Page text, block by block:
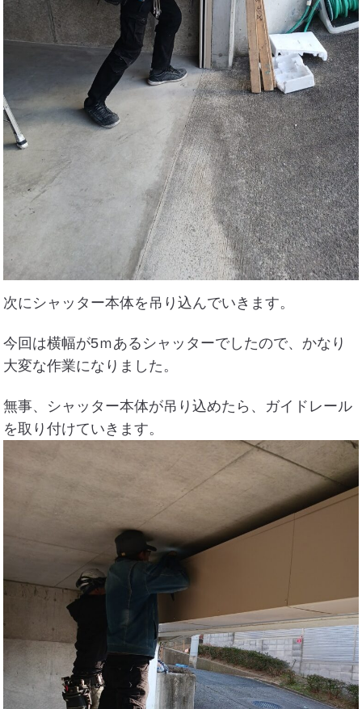
次にシャッター本体を吊り込んでいきます。
今回は横幅が5ｍあるシャッターでしたので、かなり
大変な作業になりました。
無事、シャッター本体が吊り込めたら、ガイドレール
を取り付けていきます。